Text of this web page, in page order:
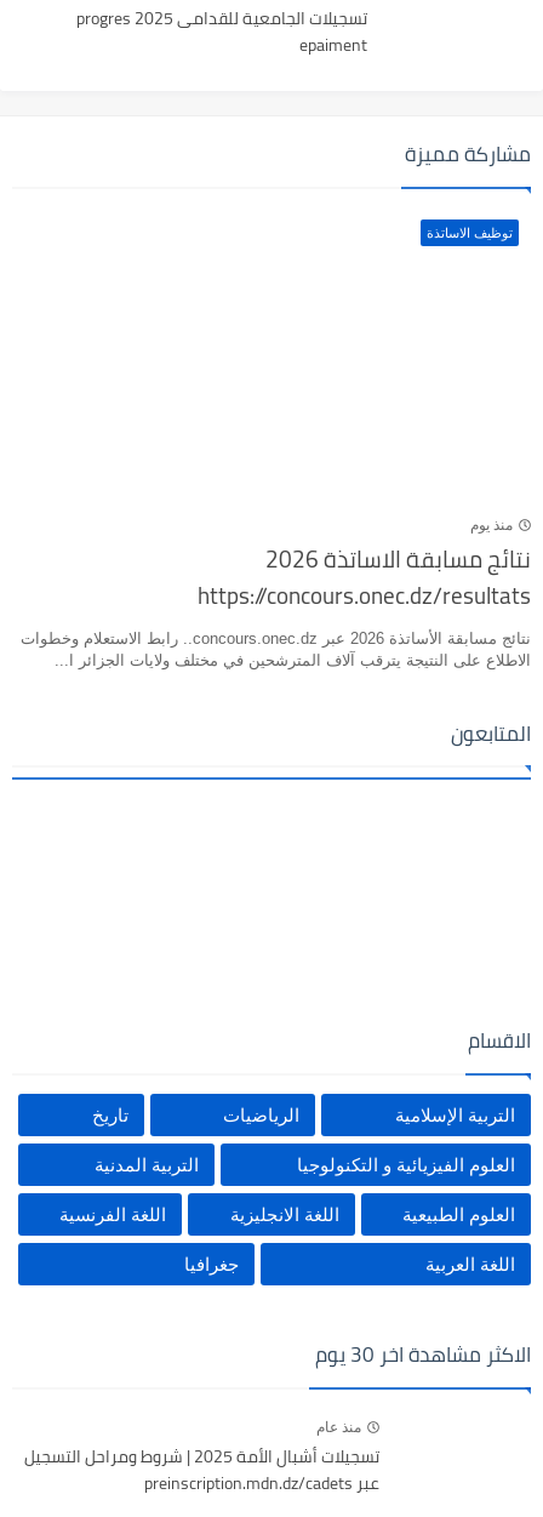
تسجيلات الجامعية للقدامى 2025 progres
epaiment
مشاركة مميزة
توظيف الاساتذة
منذ يوم
نتائج مسابقة الاساتذة 2026
https://concours.onec.dz/resultats
نتائج مسابقة الأساتذة 2026 عبر concours.onec.dz.. رابط الاستعلام وخطوات
الاطلاع على النتيجة يترقب آلاف المترشحين في مختلف ولايات الجزائر ا...
المتابعون
الاقسام
التربية الإسلامية الرياضيات تاريخ
العلوم الفيزيائية و التكنولوجيا التربية المدنية
العلوم الطبيعية اللغة الانجليزية اللغة الفرنسية
اللغة العربية جغرافيا
الاكثر مشاهدة اخر 30 يوم
منذ عام
تسجيلات أشبال الأمة 2025 | شروط ومراحل التسجيل
عبر preinscription.mdn.dz/cadets